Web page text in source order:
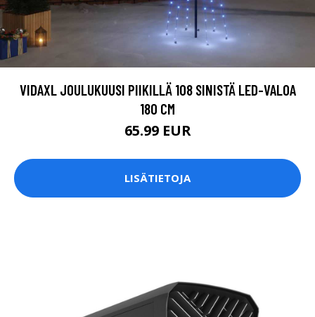
VIDAXL JOULUKUUSI PIIKILLÄ 108 SINISTÄ LED-VALOA
180 CM
65.99 EUR
LISÄTIETOJA